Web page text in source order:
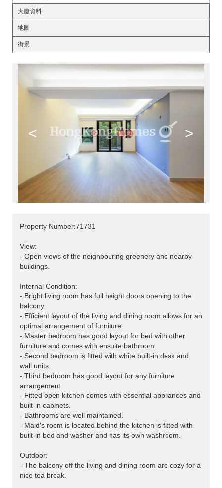
大廈資料
地圖
街景
< >
Property Number:71731
View:
- Open views of the neighbouring greenery and nearby
buildings.
Internal Condition:
- Bright living room has full height doors opening to the
balcony.
- Efficient layout of the living and dining room allows for an
optimal arrangement of furniture.
- Master bedroom has good layout for bed with other
furniture and comes with ensuite bathroom.
- Second bedroom is fitted with white built-in desk and
wall units.
- Third bedroom has good layout for any furniture
arrangement.
- Fitted open kitchen comes with essential appliances and
built-in cabinets.
- Bathrooms are well maintained.
- Maid's room is located behind the kitchen is fitted with
built-in bed and washer and has its own washroom.
Outdoor:
- The balcony off the living and dining room are cozy for a
nice tea break.